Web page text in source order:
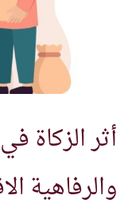
أثر الزكاة
والرفاهية